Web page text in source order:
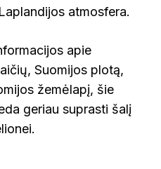
atmosfera.
apie
Suomijos plotą,
žemėlapį, šie
geriau suprasti šalį